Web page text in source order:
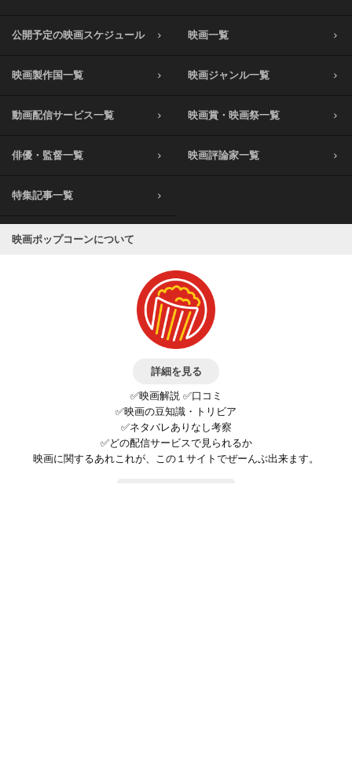
公開予定の映画スケジュール 映画一覧
映画製作国一覧 映画ジャンル一覧
動画配信サービス一覧 映画賞・映画祭一覧
俳優・監督一覧 映画評論家一覧
特集記事一覧
映画ポップコーンについて
詳細を見る
✅映画解説 ✅口コミ
✅映画の豆知識・トリビア
✅ネタバレありなし考察
✅どの配信サービスで見られるか
映画に関するあれこれが、この１サイトでぜーんぶ出来ます。